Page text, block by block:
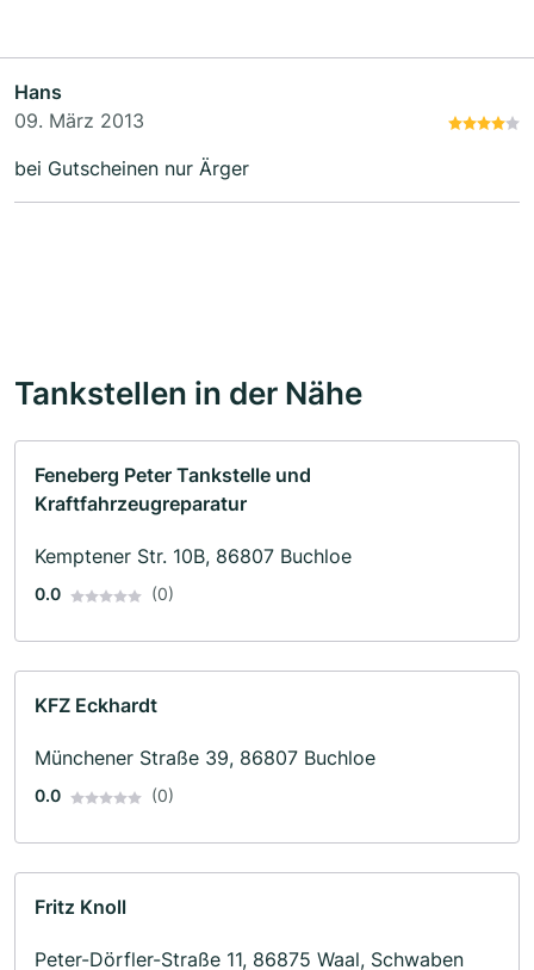
Hans
09. März 2013
bei Gutscheinen nur Ärger
Tankstellen in der Nähe
Feneberg Peter Tankstelle und
Kraftfahrzeugreparatur
Kemptener Str. 10B, 86807 Buchloe
0.0 (0)
KFZ Eckhardt
Münchener Straße 39, 86807 Buchloe
0.0 (0)
Fritz Knoll
Peter-Dörfler-Straße 11, 86875 Waal, Schwaben